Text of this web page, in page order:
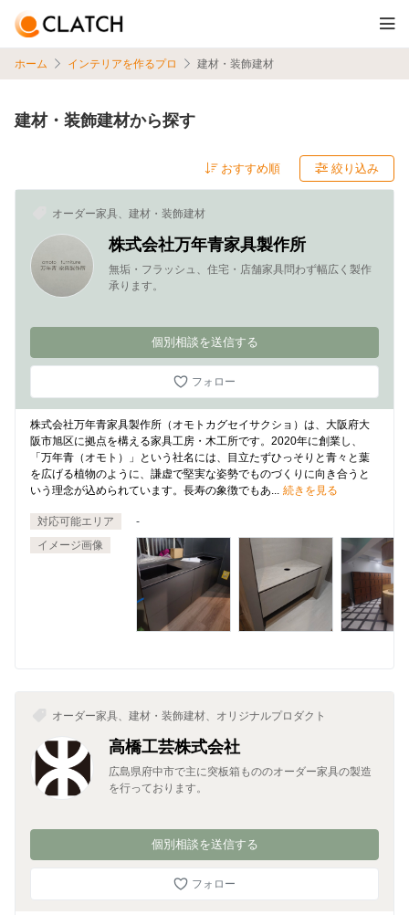
ホーム インテリアを作るプロ 建材・装飾建材
建材・装飾建材から探す
絞り込み
オーダー家具、建材・装飾建材
株式会社万年青家具製作所
無垢・フラッシュ、住宅・店舗家具問わず幅広く製作
承ります。
個別相談を送信する
フォロー
株式会社万年青家具製作所（オモトカグセイサクショ）は、大阪府大
阪市旭区に拠点を構える家具工房・木工所です。2020年に創業し、
「万年青（オモト）」という社名には、目立たずひっそりと青々と葉
を広げる植物のように、謙虚で堅実な姿勢でものづくりに向き合うと
いう理念が込められています。長寿の象徴でもあ... 続きを見る
対応可能エリア
-
イメージ画像
オーダー家具、建材・装飾建材、オリジナルプロダクト
高橋工芸株式会社
広島県府中市で主に突板箱もののオーダー家具の製造
を行っております。
個別相談を送信する
フォロー